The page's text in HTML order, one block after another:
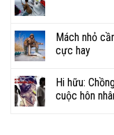
Mách nhỏ
cực hay
Hi hữu:
cuộc hôn